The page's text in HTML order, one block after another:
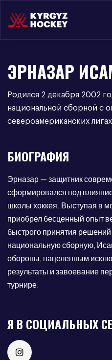
ЭРНАЗАР
Родился 2 декабря 2002
национальной сборной с
североамериканских
БИОГРАФИЯ
Эрназар — защитник
сформировался под
школы хоккея. Выступая в
приобрел бесценный опыт
быстрого принятия
национальную сборную,
обороны, нацеленным
результаты и завоевание
турнире.
Я В СОЦИАЛЬНЫХ
